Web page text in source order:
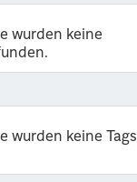
wurden keine
wurden keine Tags